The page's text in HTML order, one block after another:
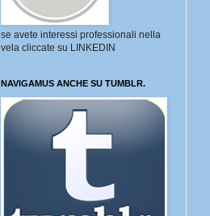
se avete interessi professionali nella
vela cliccate su LINKEDIN
NAVIGAMUS ANCHE SU TUMBLR.